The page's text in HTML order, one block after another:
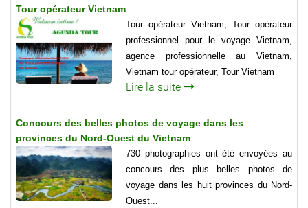
Tour opérateur Vietnam
Tour opérateur Vietnam, Tour opérateur
professionnel pour le voyage Vietnam,
agence professionnelle au Vietnam,
Vietnam tour opérateur, Tour Vietnam
Lire la suite
Concours des belles photos de voyage dans les
provinces du Nord-Ouest du Vietnam
730 photographies ont été envoyées au
concours des plus belles photos de
voyage dans les huit provinces du Nord-
Ouest...